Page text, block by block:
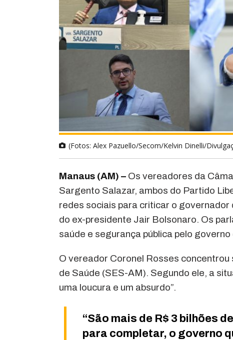
(Fotos: Alex Pazuello/Secom/Kelvin Dinelli/
Manaus (AM) – Os vereadores da
Sargento Salazar, ambos do Partido
redes sociais para criticar o governador
do ex-presidente Jair Bolsonaro. Os
saúde e segurança pública pelo
O vereador Coronel Rosses
de Saúde (SES-AM). Segundo ele, a
uma loucura e um absurdo”.
“São mais de R$ 3 bilhões
para completar, o governo